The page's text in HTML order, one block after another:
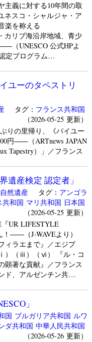
義に対する10年間の取
スコ・シャルジャ・ア
楽を称える
リブ海沿岸地域、青少
（UNESCO 公式HPよ
定プログラム…
ユーのタペストリ
タグ： フランス共和国
（2026-05-25 更新）
りの里帰り、《バイユー
円――（ARTnews JAPAN
Tapestry）」／フランス
遺産検定 認定者」
自然遺産タグ： アンゴラ
共和国 マリ共和国 日本国
（2026-05-25 更新）
UR LIFESTYLE
――（J-WAVEより）
ィラエまで』／エジプ
）（ⅲ）（ⅵ） 『ル・コ
顕著な貢献』／フランス
ド、アルゼンチン共…
」
国 ブルガリア共和国 ルワ
ダ共和国 中華人民共和国
（2026-05-26 更新）